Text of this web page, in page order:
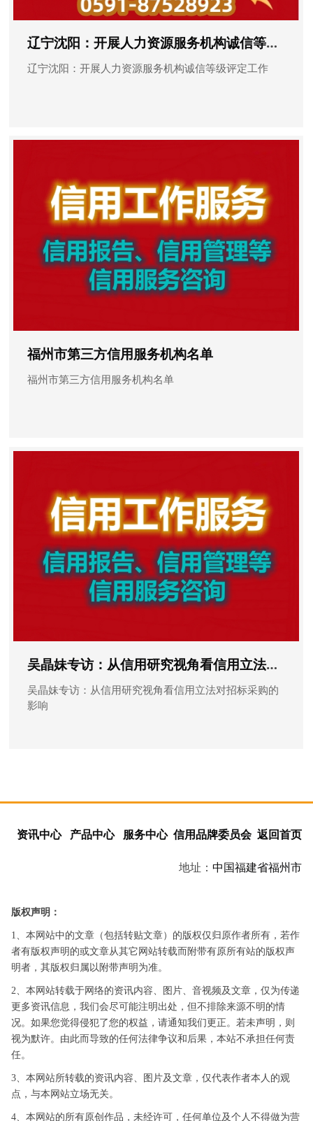
辽宁沈阳：开展人力资源服务机构诚信等级评定工作
辽宁沈阳：开展人力资源服务机构诚信等级评定工作
福州市第三方信用服务机构名单
福州市第三方信用服务机构名单
吴晶妹专访：从信用研究视角看信用立法对招标采购的影响
吴晶妹专访：从信用研究视角看信用立法对招标采购的
影响
资讯中心 产品中心 服务中心 信用品牌委员会 返回首页
地址： 中国福建省福州市
版权声明：
1、本网站中的文章（包括转贴文章）的版权仅归原作者所有，若作
者有版权声明的或文章从其它网站转载而附带有原所有站的版权声
明者，其版权归属以附带声明为准。
2、本网站转载于网络的资讯内容、图片、音视频及文章，仅为传递
更多资讯信息，我们会尽可能注明出处，但不排除来源不明的情
况。如果您觉得侵犯了您的权益，请通知我们更正。若未声明，则
视为默许。由此而导致的任何法律争议和后果，本站不承担任何责
任。
3、本网站所转载的资讯内容、图片及文章，仅代表作者本人的观
点，与本网站立场无关。
4、本网站的所有原创作品，未经许可，任何单位及个人不得做为营